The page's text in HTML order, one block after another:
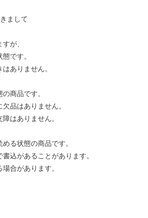
まして
が、
です。
ありません。
商品です。
品はありません。
はありません。
る状態の商品です。
があることがあります。
合があります。